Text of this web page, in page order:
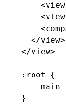
    <
view
    <
view
    <
comp
  </
view>
</view>
:root
{
--
}